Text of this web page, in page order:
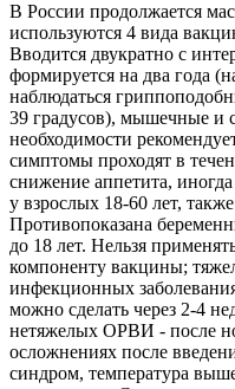
В России продолжается
используются 4 вида
Вводится двукратно с
формируется на два года
наблюдаться
39 градусов), мышечные и
необходимости
симптомы проходят в
снижение аппетита,
у взрослых 18-60 лет,
Противопоказана
до 18 лет. Нельзя
компоненту вакцины;
инфекционных
можно сделать через 2-4
нетяжелых ОРВИ - после
осложнениях после
синдром, температура